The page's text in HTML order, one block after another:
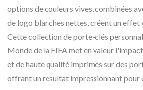
options de couleurs vives, combinées
de logo blanches nettes, créent un effet
Cette collection de porte-clés
Monde de la FIFA met en valeur
et de haute qualité imprimés sur des
offrant un résultat impressionnant pour